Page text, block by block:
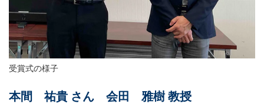
受賞式の様子
本間 祐貴 さん 会田 雅樹 教授